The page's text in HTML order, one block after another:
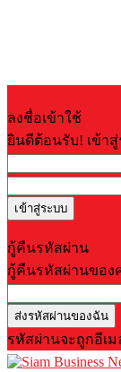
ลงชื่อเข้าใช้
ยินดีต้อนรับ! เข้า
กู้คืนรหัสผ่าน
กู้คืนรหัสผ่านขอ
รหัสผ่านจะถูกอีเ